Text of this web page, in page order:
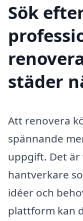
Sök
städer
Att renovera
spännande
uppgift. Det
hantverkare
idéer och
plattform kan